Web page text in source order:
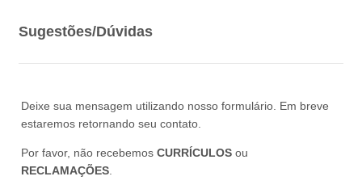
Sugestões/Dúvidas
Deixe sua mensagem utilizando nosso formulário. Em breve
estaremos retornando seu contato.
Por favor, não recebemosCURRÍCULOS ou
RECLAMAÇÕES